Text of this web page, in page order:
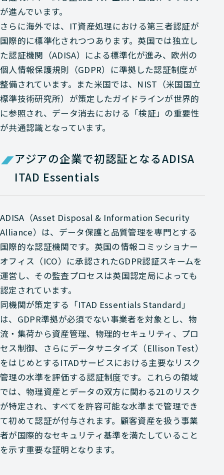
が進んでいます。
さらに海外では、IT資産処理における第三者認証が
国際的に標準化されつつあります。英国では独立し
た認証機関（ADISA）による標準化が進み、欧州の
個人情報保護規則（GDPR）に準拠した認証制度が
整備されています。また米国では、NIST（米国国立
標準技術研究所）が策定したガイドラインが世界的
に参照され、データ消去における「検証」の重要性
が共通認識となっています。
アジアの企業で初認証となるADISA
ITAD Essentials
ADISA（Asset Disposal & Information Security
Alliance）は、データ保護と品質管理を専門とする
国際的な認証機関です。英国の情報コミッショナー
オフィス（ICO）に承認されたGDPR認証スキームを
運営し、その監査プロセスは英国認定局によっても
認定されています。
同機関が策定する「ITAD Essentials Standard」
は、GDPR準拠が必須でない事業者を対象とし、物
流・集荷から資産管理、物理的セキュリティ、プロ
セス制御、さらにデータサニタイズ（Ellison Test）
をはじめとするITADサービスにおける主要なリスク
管理の水準を評価する認証制度です。これらの領域
では、物理資産とデータの双方に関わる21のリスク
が特定され、すべてを許容可能な水準まで管理でき
て初めて認証が付与されます。顧客資産を扱う事業
者が国際的なセキュリティ基準を満たしていること
を示す重要な証明となります。